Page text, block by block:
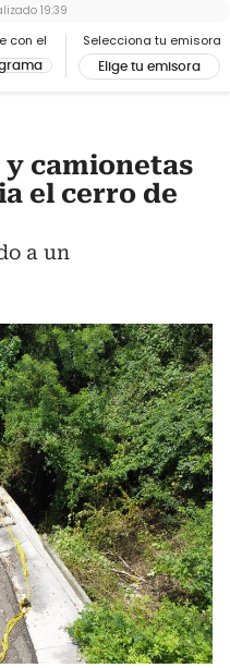
con el Selecciona tu emisora
Elige tu emisora
19:39
camionetas
el cerro de
a un